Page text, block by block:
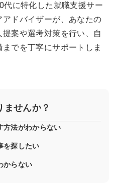
代に特化した就職支援サー
ドバイザーが、あなたの
案や選考対策を行い、自
でを丁寧にサポートしま
ませんか？
方法がわからない
を探したい
からない